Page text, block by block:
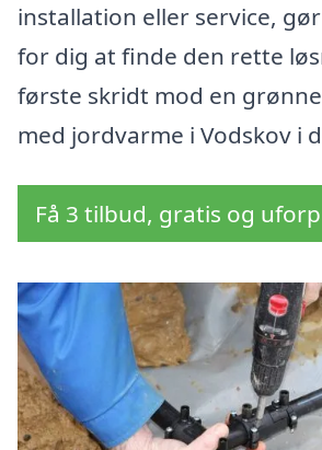
installation eller service,
for dig at finde den rette
første skridt mod en
med jordvarme i Vodskov i
Få 3 tilbud, gratis og